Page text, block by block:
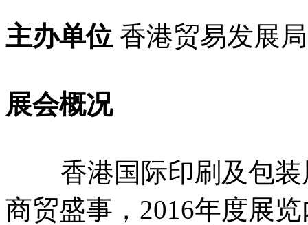
主办单位 香港贸易发展
展会概况
香港国际印刷及包装
商贸盛事，2016年度展